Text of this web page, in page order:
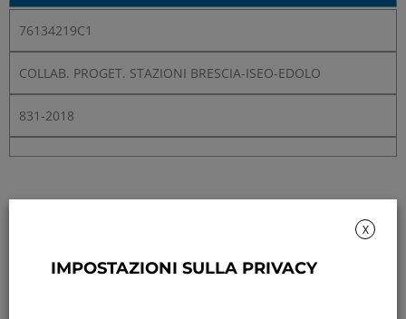
76134219C1
COLLAB. PROGET. STAZIONI BRESCIA-ISEO-EDOLO
831-2018
X
IMPOSTAZIONI SULLA PRIVACY